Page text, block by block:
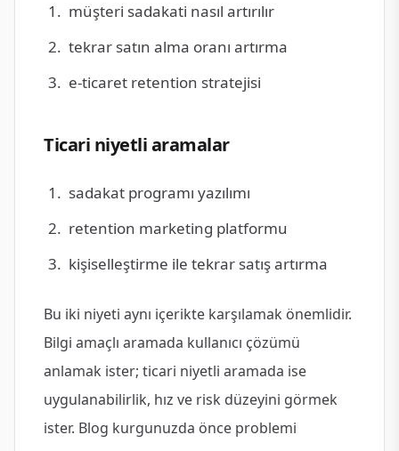
müşteri sadakati nasıl artırılır
tekrar satın alma oranı artırma
e-ticaret retention stratejisi
Ticari niyetli aramalar
sadakat programı yazılımı
retention marketing platformu
kişiselleştirme ile tekrar satış artırma
Bu iki niyeti aynı içerikte karşılamak önemlidir.
Bilgi amaçlı aramada kullanıcı çözümü
anlamak ister; ticari niyetli aramada ise
uygulanabilirlik, hız ve risk düzeyini görmek
ister. Blog kurgunuzda önce problemi